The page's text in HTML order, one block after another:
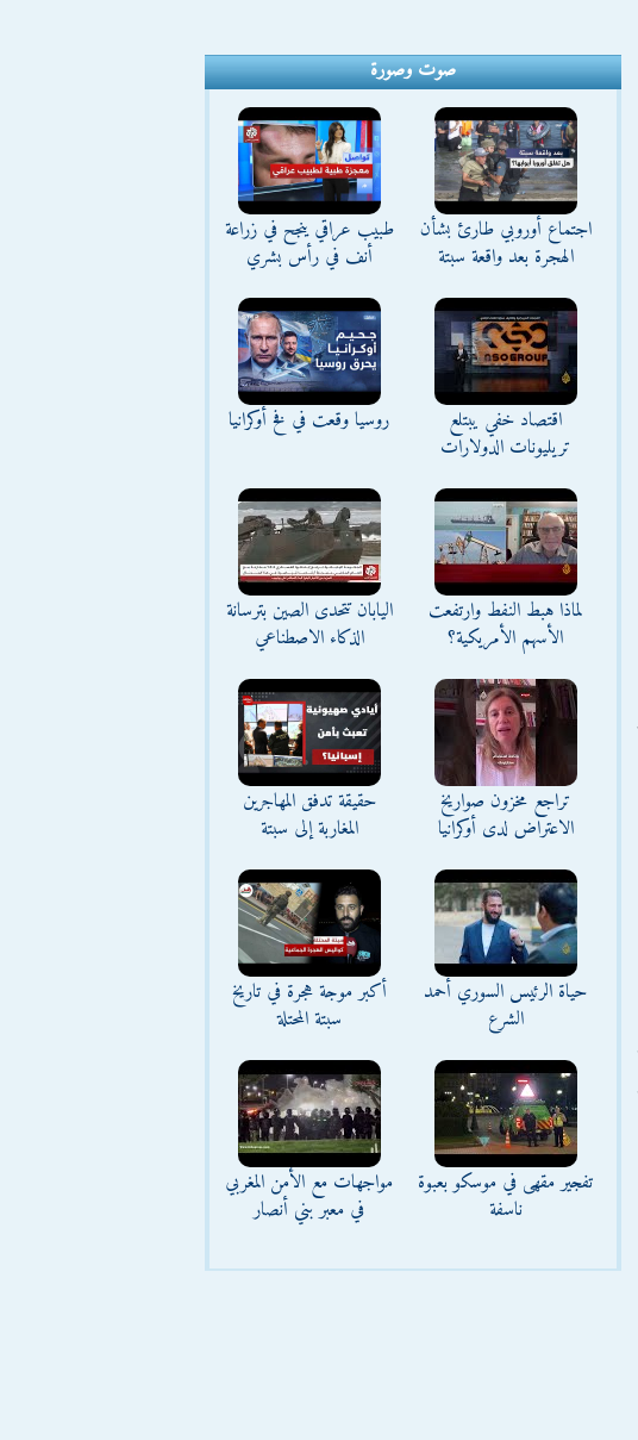
صوت وصورة
اجتماع أوروبي طارئ بشأن
الهجرة بعد واقعة سبتة
طبيب عراقي ينجح في زراعة
أنف في رأس بشري
اقتصاد خفي يبتلع
تريليونات الدولارات
روسيا وقعت في فخ أوكرانيا
لماذا هبط النفط وارتفعت
الأسهم الأمريكية؟
اليابان تتحدى الصين بترسانة
الذكاء الاصطناعي
تراجع مخزون صواريخ
الاعتراض لدى أوكرانيا
حقيقة تدفق المهاجرين
المغاربة إلى سبتة
حياة الرئيس السوري أحمد
الشرع
أكبر موجة هجرة في تاريخ
سبتة المحتلة
تفجير مقهى في موسكو بعبوة
ناسفة
مواجهات مع الأمن المغربي
في معبر بني أنصار